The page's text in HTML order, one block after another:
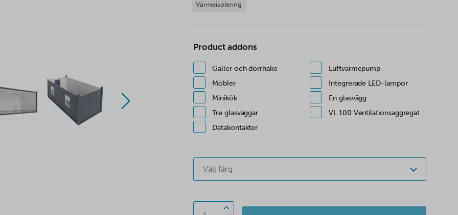
Värmeisolering
Product addons
Galler och dörrhake
Luftvärmepump
Möbler
Integrerade LED-lampor
Minikök
En glasvägg
Tre glasväggar
VL 100 Ventilationsaggregat
Datakontakter
Välj färg